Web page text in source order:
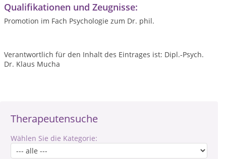
Therapeutensuche
Wählen Sie die Kategorie:
Qualifikationen und Zeugnisse:
Promotion im Fach Psychologie zum Dr. phil.
Verantwortlich für den Inhalt des Eintrages ist: Dipl.-Psych.
Dr. Klaus Mucha